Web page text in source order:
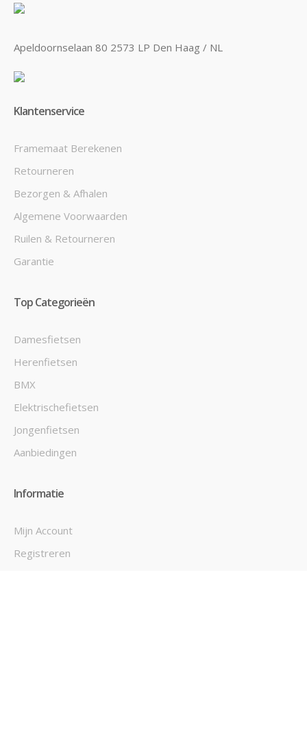
Apeldoornselaan 80 2573 LP Den Haag / NL
Klantenservice
Framemaat Berekenen
Retourneren
Bezorgen & Afhalen
Algemene Voorwaarden
Ruilen & Retourneren
Garantie
Top Categorieën
Damesfietsen
Herenfietsen
BMX
Elektrischefietsen
Jongenfietsen
Aanbiedingen
Informatie
Mijn Account
Registreren